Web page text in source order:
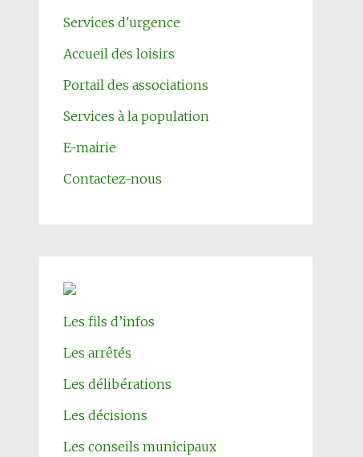
Services d'urgence
Accueil des loisirs
Portail des associations
Services à la population
E-mairie
Contactez-nous
Les fils d’infos
Les arrêtés
Les délibérations
Les décisions
Les conseils municipaux